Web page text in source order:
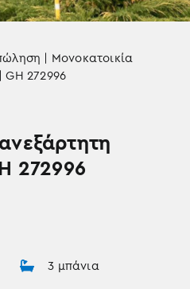
272996
| Μονοκατοικία
GH 272996
3 μπάνια